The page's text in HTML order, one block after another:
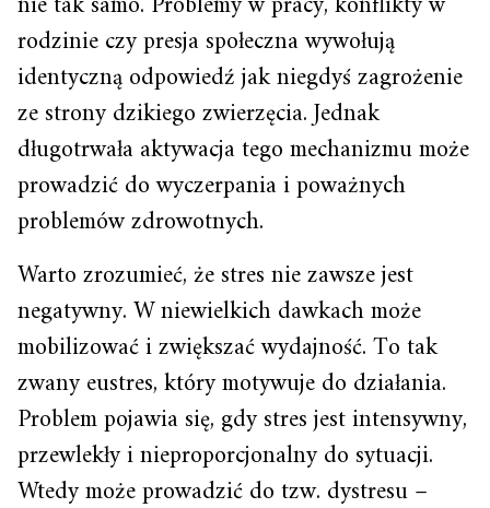
rodzinie czy presja społeczna wywołują
identyczną odpowiedź jak niegdyś zagrożenie
ze strony dzikiego zwierzęcia. Jednak
długotrwała aktywacja tego mechanizmu może
prowadzić do wyczerpania i poważnych
problemów zdrowotnych.
Warto zrozumieć, że stres nie zawsze jest
negatywny. W niewielkich dawkach może
mobilizować i zwiększać wydajność. To tak
zwany eustres, który motywuje do działania.
Problem pojawia się, gdy stres jest intensywny,
przewlekły i nieproporcjonalny do sytuacji.
Wtedy może prowadzić do tzw. dystresu –